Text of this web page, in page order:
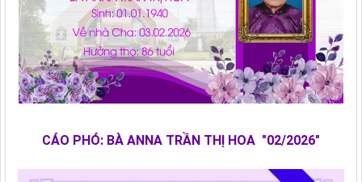
CÁO PHÓ: BÀ ANNA TRẦN THỊ HOA "02/2026"